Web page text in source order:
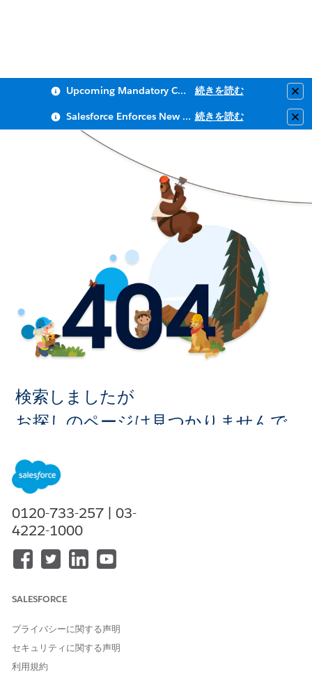
Upcoming Mandatory Changes to Public Key Infrastructure (PKI) 続きを読む
Salesforce Enforces New Security Requirements in Summer 2026 続きを読む
検索しましたが
お探しのページは見つかりませんで
0120-733-257 | 03-
4222-1000
SALESFORCE
プライバシーに関する声明
セキュリティに関する声明
利用規約